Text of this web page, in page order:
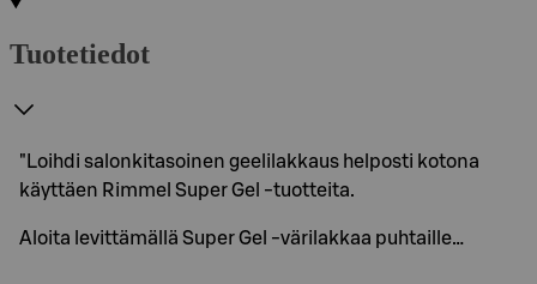
Tuotetiedot
"Loihdi salonkitasoinen geelilakkaus helposti kotona
käyttäen Rimmel Super Gel -tuotteita.
Aloita levittämällä Super Gel -värilakkaa puhtaille…